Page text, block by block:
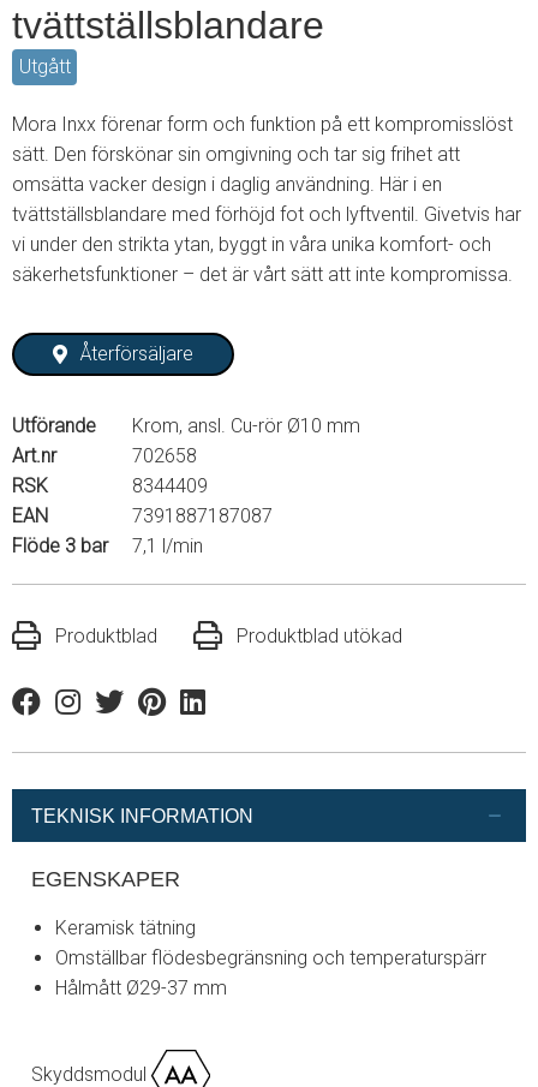
tvättställsblandare
Utgått
Mora Inxx förenar form och funktion på ett kompromisslöst
sätt. Den förskönar sin omgivning och tar sig frihet att
omsätta vacker design i daglig användning. Här i en
tvättställsblandare med förhöjd fot och lyftventil. Givetvis har
vi under den strikta ytan, byggt in våra unika komfort- och
säkerhetsfunktioner – det är vårt sätt att inte kompromissa.
Återförsäljare
Utförande
Krom, ansl. Cu-rör Ø10 mm
Art.nr
702658
RSK
8344409
EAN
7391887187087
Flöde 3 bar
7,1 l/min
Produktblad Produktblad utökad
FacebookInstagram
TwitterPinterestLinkedin
TEKNISK INFORMATION
EGENSKAPER
Keramisk tätning
Omställbar flödesbegränsning och temperaturspärr
Hålmått Ø29-37 mm
Skyddsmodul